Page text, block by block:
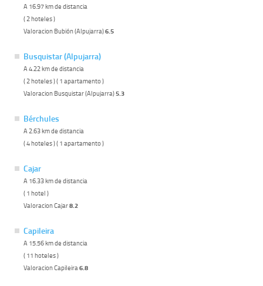
A 16.97 km de distancia
( 2 hoteles )
Valoracion Bubión (Alpujarra)6.5
Busquistar (Alpujarra)
A 4.22 km de distancia
( 2 hoteles ) ( 1 apartamento )
Valoracion Busquistar (Alpujarra)5.3
Bérchules
A 2.63 km de distancia
( 4 hoteles ) ( 1 apartamento )
Cajar
A 16.33 km de distancia
( 1 hotel )
Valoracion Cajar8.2
Capileira
A 15.56 km de distancia
( 11 hoteles )
Valoracion Capileira 6.8